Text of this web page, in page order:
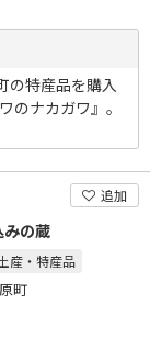
の特産品を購入
のナカガワ』。
追加
みの蔵
産・特産品
町